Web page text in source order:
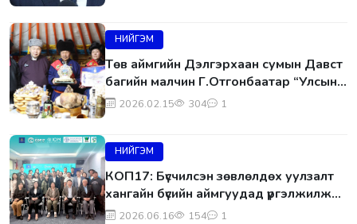
НИЙГЭМ
Төв аймгийн Дэлгэрхаан сумын Давст
багийн малчин Г.Отгонбаатар “Улсын
аварга малчин”-аар шалгарч,
2026.02.15 304 1
НИЙГЭМ
КОП17: Бүсчилсэн зөвлөлдөх уулзалт
хангайн бүсийн аймгуудад үргэлжилж
байна
2026.06.16 154 1